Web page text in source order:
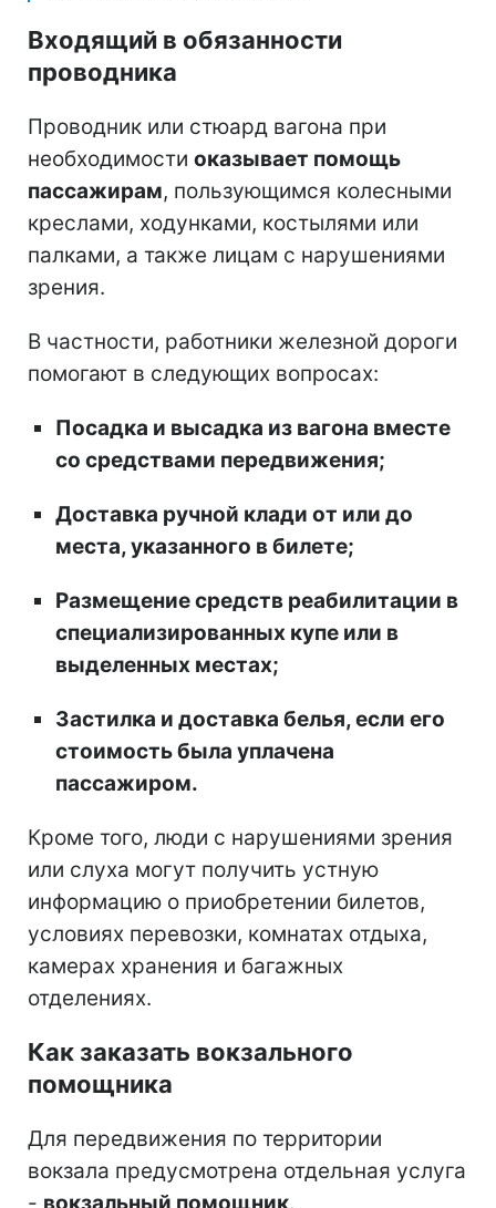
Входящий в обязанности
проводника
Проводник или стюард вагона при
необходимости оказывает помощь
пассажирам, пользующимся колесными
креслами, ходунками, костылями или
палками, а также лицам с нарушениями
зрения.
В частности, работники железной дороги
помогают в следующих вопросах:
Посадка и высадка из вагона вместе
со средствами передвижения;
Доставка ручной клади от или до
места, указанного в билете;
Размещение средств реабилитации в
специализированных купе или в
выделенных местах;
Застилка и доставка белья, если его
стоимость была уплачена
пассажиром.
Кроме того, люди с нарушениями зрения
или слуха могут получить устную
информацию о приобретении билетов,
условиях перевозки, комнатах отдыха,
камерах хранения и багажных
отделениях.
Как заказать вокзального
помощника
Для передвижения по территории
вокзала предусмотрена отдельная услуга
- вокзальный помощник.